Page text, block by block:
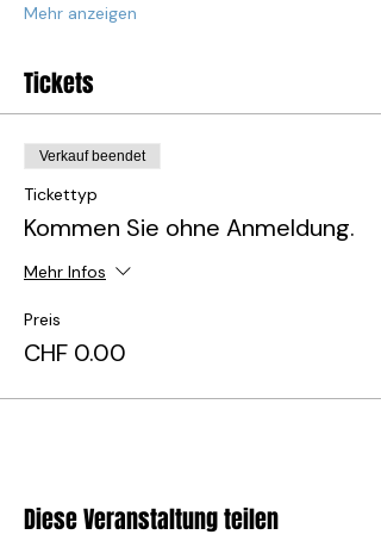
Mehr anzeigen
Tickets
Verkauf beendet
Tickettyp
Kommen Sie ohne Anmeldung.
Mehr Infos
Preis
CHF 0.00
Diese Veranstaltung teilen